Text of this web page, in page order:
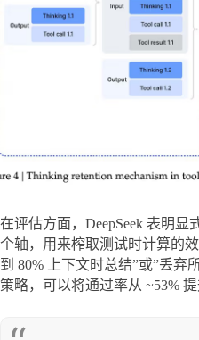
在评估方面，DeepSeek 表明
个轴，用来榨取测试时计算的
到 80% 上下文时总结”或”丢弃
策略，可以将通过率从 ~53% 提